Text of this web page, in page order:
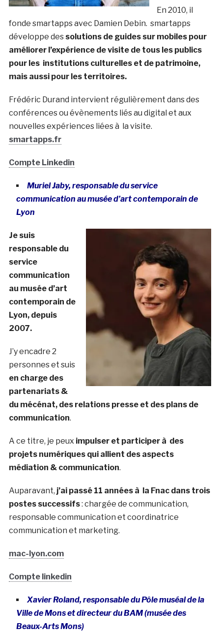
En 2010, il
fonde smartapps avec Damien Debin. smartapps
développe des solutions de guides sur mobiles pour
améliorer l’expérience de visite de tous les publics
pour les institutions culturelles et de patrimoine,
mais aussi pour les territoires.
Frédéric Durand intervient régulièrement dans des
conférences ou évènements liés au digital et aux
nouvelles expériences liées à la visite.
smartapps.fr
Compte Linkedin
Muriel Jaby, responsable du service
communication au musée d’art contemporain de
Lyon
Je suis
responsable du
service
communication
au musée d’art
contemporain de
Lyon, depuis
2007.
J’y encadre 2
personnes et suis
en charge des
partenariats &
du mécénat, des relations presse et des plans de
communication.
A ce titre, je peux impulser et participer à des
projets numériques qui allient des aspects
médiation & communication.
Auparavant, j’ai passé 11 années à la Fnac dans trois
postes successifs: chargée de communication,
responsable communication et coordinatrice
communication et marketing.
mac-lyon.com
Compte linkedin
Xavier Roland, responsable du Pôle muséal de la
Ville de Mons et directeur du BAM (musée des
Beaux-Arts Mons)